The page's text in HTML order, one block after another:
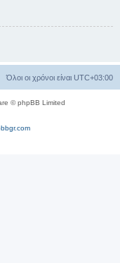
Όλοι οι χρόνοι είναι UTC+03:00
© phpBB Limited